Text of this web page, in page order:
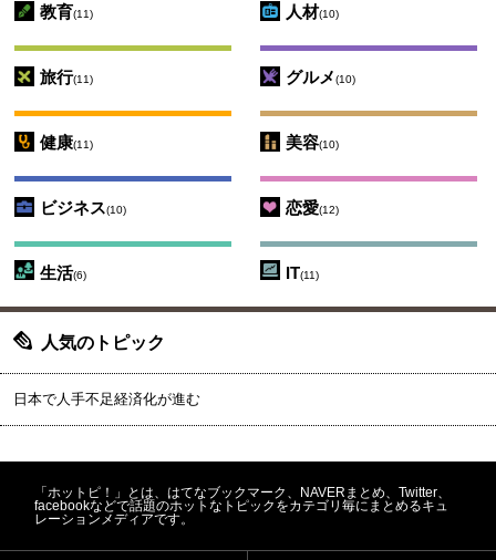
教育(11) 人材(10)
旅行(11) グルメ(10)
健康(11) 美容(10)
ビジネス(10) 恋愛(12)
生活(6) IT(11)
人気のトピック
日本で人手不足経済化が進む
「ホットピ！」とは、はてなブックマーク、NAVERまとめ、Twitter、
facebookなどで話題のホットなトピックをカテゴリ毎にまとめるキュ
レーションメディアです。